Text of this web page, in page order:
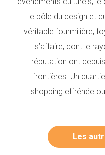
le pôle du design et
véritable fourmilière,
s’affaire, dont le
réputation ont
frontières. Un
shopping effrénée
Les